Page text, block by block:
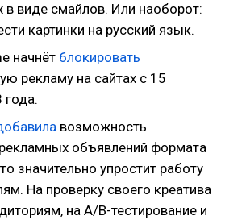
в виде смайлов. Или наоборот:
картинки на русский язык.
начнёт блокировать
рекламу на сайтах с 15
года.
возможность
объявлений формата
значительно упростит работу
На проверку своего креатива
на А/В-тестирование и